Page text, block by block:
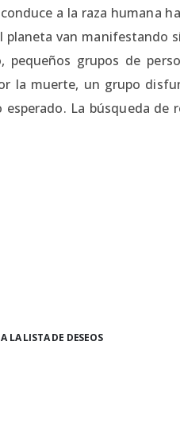
a la raza humana
planeta van manifestando
grupos de
la muerte, un grupo
La búsqueda de
LA LISTA DE DESEOS